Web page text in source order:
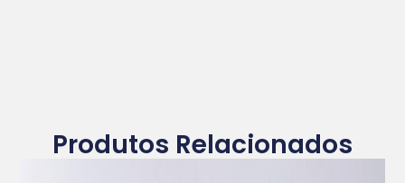
Produtos Relacionados